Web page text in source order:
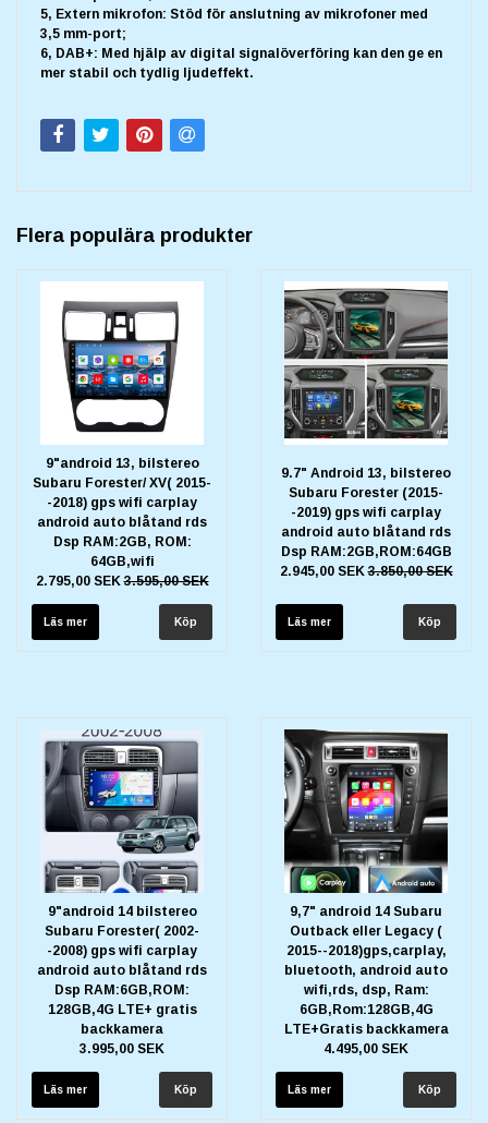
5, Extern mikrofon: Stöd för anslutning av mikrofoner med
3,5 mm-port;
6, DAB+: Med hjälp av digital signalöverföring kan den ge en
mer stabil och tydlig ljudeffekt.
Flera populära produkter
9"android 13, bilstereo
Subaru Forester/ XV( 2015-
-2018) gps wifi carplay
android auto blåtand rds
Dsp RAM:2GB, ROM:
64GB,wifi
2.795,00 SEK3.595,00 SEK
Läs mer
9.7" Android 13, bilstereo
Subaru Forester (2015-
-2019) gps wifi carplay
android auto blåtand rds
Dsp RAM:2GB,ROM:64GB
2.945,00 SEK3.850,00 SEK
Läs mer
9"android 14 bilstereo
Subaru Forester( 2002-
-2008) gps wifi carplay
android auto blåtand rds
Dsp RAM:6GB,ROM:
128GB,4G LTE+ gratis
backkamera
3.995,00 SEK
Läs mer
9,7" android 14 Subaru
Outback eller Legacy (
2015--2018)gps,carplay,
bluetooth, android auto
wifi,rds, dsp, Ram:
6GB,Rom:128GB,4G
LTE+Gratis backkamera
4.495,00 SEK
Läs mer